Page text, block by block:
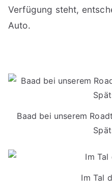
Verfügung steht,
Auto.
Baad bei unserem
Im Tal